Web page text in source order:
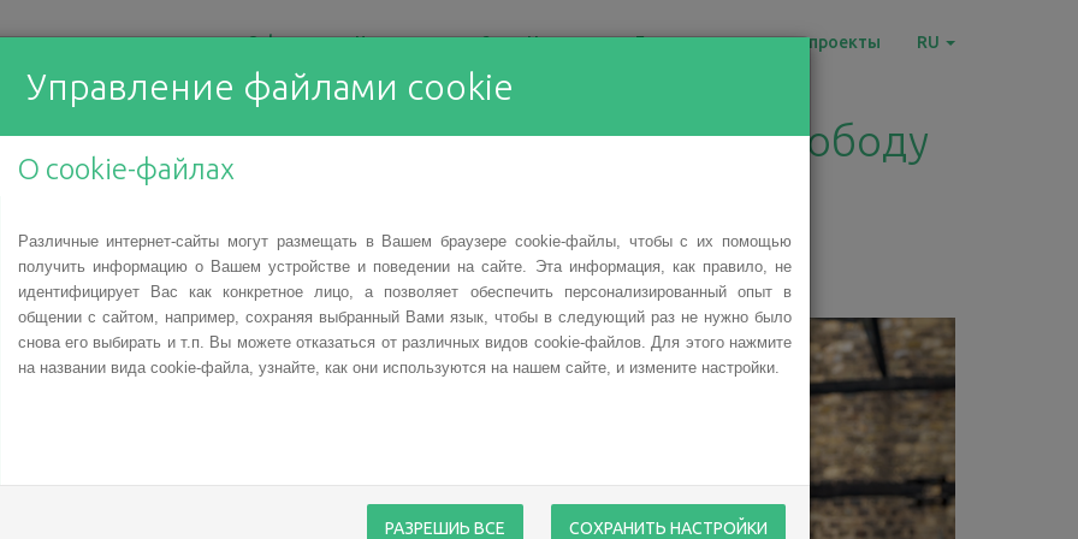
О фонде Что мы делаем? Новости Благотворительные проекты RU
велосипеды, помогающие обрести свободу
участников нашей
детей» - для детей с
и Валмиеры. Каждый из
трехколесный
- чувствовать себя
сверстники, легко и
желанное чувство
и Яны теперь намного
Управление файлами cookie
О cookie-файлах
Различные интернет-сайты могут размещать в Вашем браузере cookie-файлы, чтобы с их помощью
получить информацию о Вашем устройстве и поведении на сайте. Эта информация, как правило, не
идентифицирует Вас как конкретное лицо, а позволяет обеспечить персонализированный опыт в
общении с сайтом, например, сохраняя выбранный Вами язык, чтобы в следующий раз не нужно было
снова его выбирать и т.п. Вы можете отказаться от различных видов cookie-файлов. Для этого нажмите
на названии вида cookie-файла, узнайте, как они используются на нашем сайте, и измените настройки.
РАЗРЕШИЬ ВСЕ СОХРАНИТЬ НАСТРОЙКИ